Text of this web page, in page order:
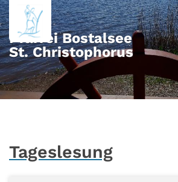
Zum Inhalt springen
Pfarrei Bostalsee
St. Christophorus
Tageslesung